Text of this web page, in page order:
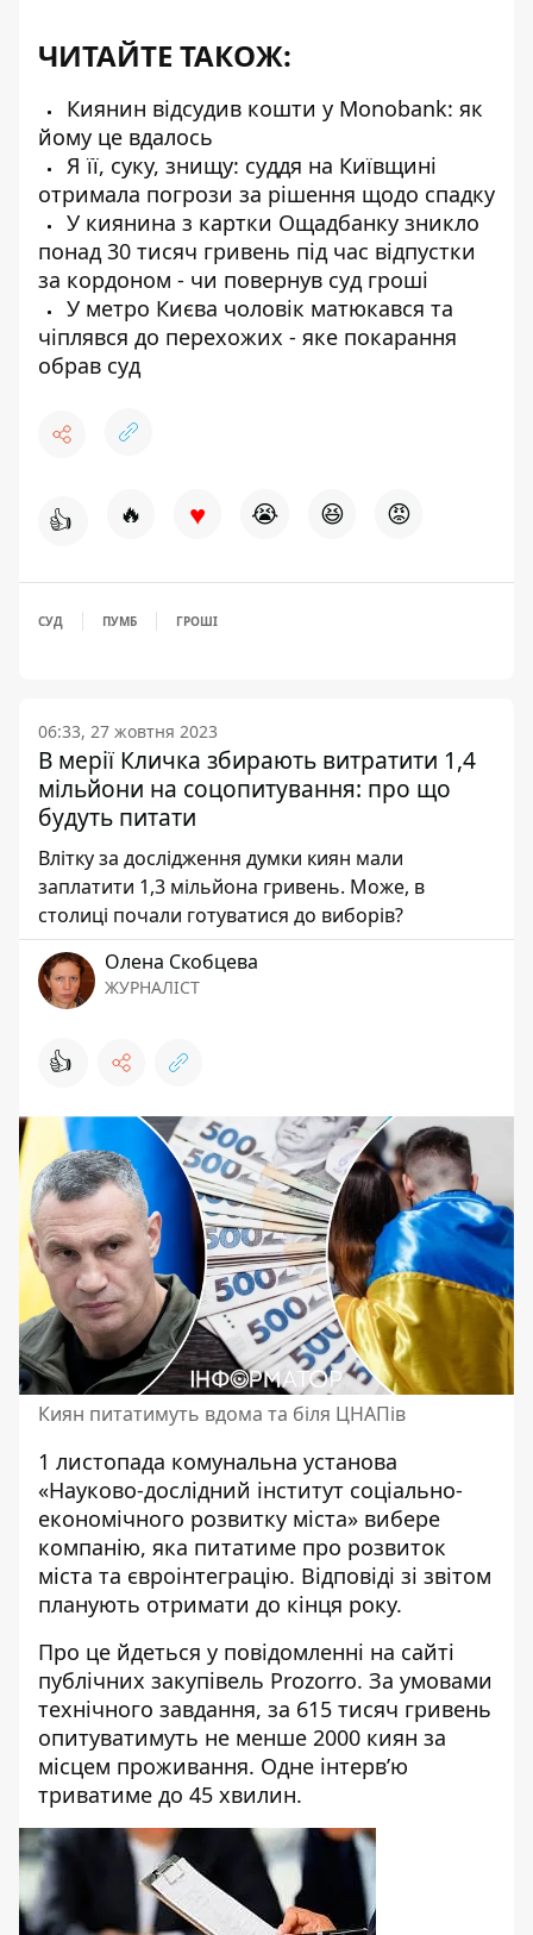
ЧИТАЙТЕ ТАКОЖ:
Киянин відсудив кошти у Monobank: як
йому це вдалось
Я її, суку, знищу: суддя на Київщині
отримала погрози за рішення щодо спадку
У киянина з картки Ощадбанку зникло
понад 30 тисяч гривень під час відпустки
за кордоном - чи повернув суд гроші
У метро Києва чоловік матюкався та
чіплявся до перехожих - яке покарання
обрав суд
👍 🔥 ♥ 😭 😆 😡
СУД ПУМБ ГРОШІ
06:33, 27 жовтня 2023
В мерії Кличка збирають витратити 1,4
мільйони на соцопитування: про що
будуть питати
Влітку за дослідження думки киян мали
заплатити 1,3 мільйона гривень. Може, в
столиці почали готуватися до виборів?
Олена Скобцева
ЖУРНАЛІСТ
👍
Киян питатимуть вдома та біля ЦНАПів
1 листопада комунальна установа
«Науково-дослідний інститут соціально-
економічного розвитку міста» вибере
компанію, яка питатиме про розвиток
міста та євроінтеграцію. Відповіді зі звітом
планують отримати до кінця року.
Про це йдеться у повідомленні на сайті
публічних закупівель Prozorro. За умовами
технічного завдання, за 615 тисяч гривень
опитуватимуть не менше 2000 киян за
місцем проживання. Одне інтерв’ю
триватиме до 45 хвилин.